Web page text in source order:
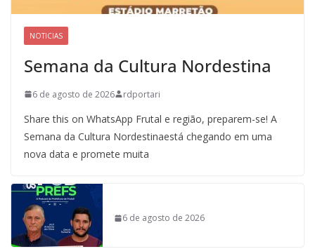
NOTICIAS
Semana da Cultura Nordestina
6 de agosto de 2026 rdportari
Share this on WhatsApp Frutal e região, preparem-se! A
Semana da Cultura Nordestinaestá chegando em uma
nova data e promete muita
6 de agosto de 2026